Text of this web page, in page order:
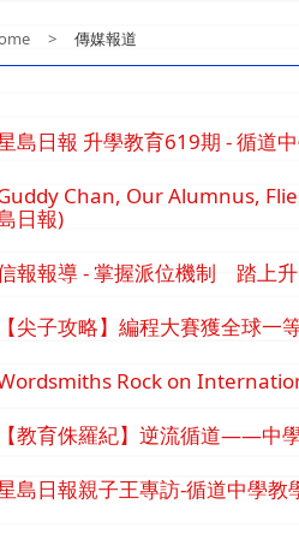
> 傳媒報道
島日報 升學教育619期 - 循道
Chan, Our Alumnus,
日報)
報報導 - 掌握派位機制 踏上
【尖子攻略】編程大賽獲全球
Rock on
【教育侏羅紀】逆流循道——
島日報親子王專訪-循道中學教